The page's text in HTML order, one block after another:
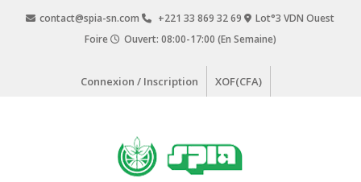
contact@spia-sn.com +221 33 869 32 69
Lot°3 VDN Ouest
Foire
Ouvert: 08:00-17:00 (En Semaine)
Connexion / Inscription XOF(CFA)